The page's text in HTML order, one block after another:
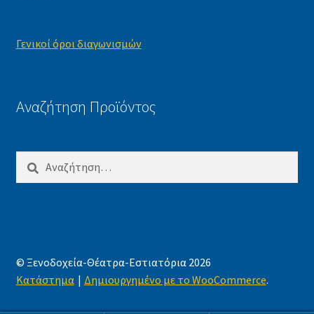
Γενικοί όροι διαγωνισμών
Αναζήτηση Προϊόντος
Αναζήτηση
© Ξενοδοχεία-Θέατρα-Εστιατόρια 2026
Κατάστημα
Δημιουργημένο με το WooCommerce.